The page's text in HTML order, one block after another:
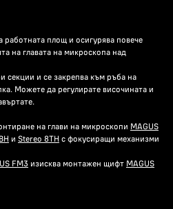
работната площ и осигурява повече
на главата на микроскопа над
секции и се закрепва към ръба на
Можете да регулирате височината и
на глави на микроскопи MAGUS
и Stereo 8TH с фокусиращи механизми
FM3 изисква монтажен щифт MAGUS